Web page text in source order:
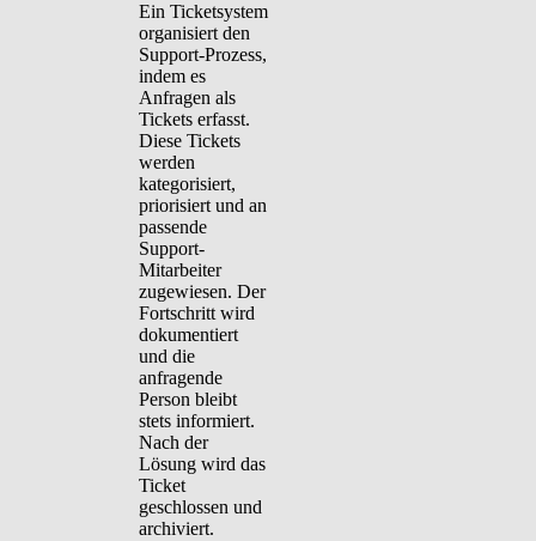
Ein Ticketsystem
organisiert den
Support-Prozess,
indem es
Anfragen als
Tickets erfasst.
Diese Tickets
werden
kategorisiert,
priorisiert und an
passende
Support-
Mitarbeiter
zugewiesen. Der
Fortschritt wird
dokumentiert
und die
anfragende
Person bleibt
stets informiert.
Nach der
Lösung wird das
Ticket
geschlossen und
archiviert.